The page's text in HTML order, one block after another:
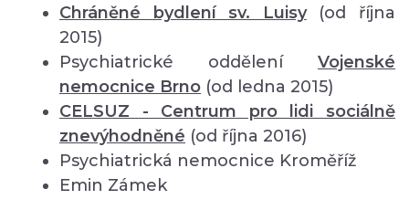
Chráněné bydlení sv. Luisy
(od října
2015)
Psychiatrické oddělení Vojenské
nemocnice Brno (od ledna 2015)
CELSUZ - Centrum pro lidi sociálně
znevýhodněné (od října 2016)
Psychiatrická nemocnice Kroměříž
Emin Zámek